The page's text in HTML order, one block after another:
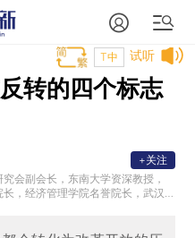
试听
T中
转的四个标志
会副会长，东南大学资深教授，
，经济管理学院名誉院长，武汉
+关注